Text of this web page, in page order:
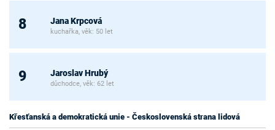
8 Jana Krpcová
kuchařka, věk: 50 let
9 Jaroslav Hrubý
důchodce, věk: 62 let
Křesťanská a demokratická unie - Československá strana lidová